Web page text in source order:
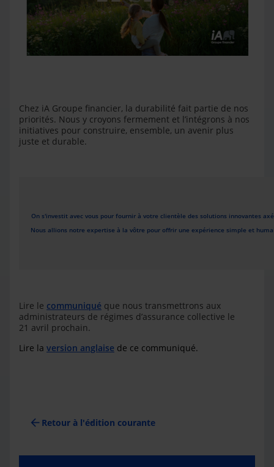
Chez iA Groupe financier, la durabilité fait partie de nos
priorités. Nous y croyons fermement et l’intégrons à nos
initiatives pour construire, ensemble, un avenir plus
juste et durable.
On s'investit avec vous pour fournir à votre clientèle des solutions innovantes
Nous allions notre expertise à la vôtre pour offrir une expérience simple et
Lire le communiqué que nous transmettrons aux
administrateurs de régimes d’assurance collective le
21 avril prochain.
Lire la version anglaise de ce communiqué.
arrow_back Retour à l'édition courante